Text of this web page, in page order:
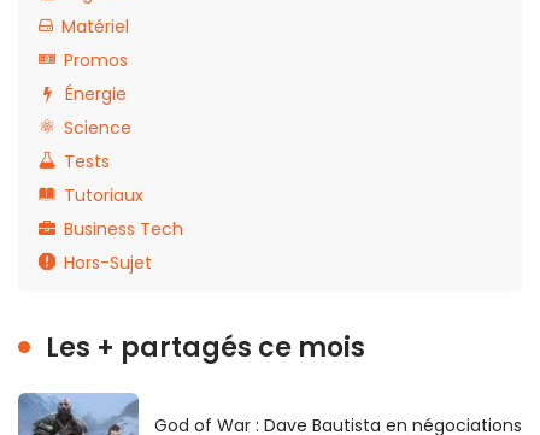
Matériel
Promos
Énergie
Science
Tests
Tutoriaux
Business Tech
Hors-Sujet
Les + partagés ce mois
God of War : Dave Bautista en négociations